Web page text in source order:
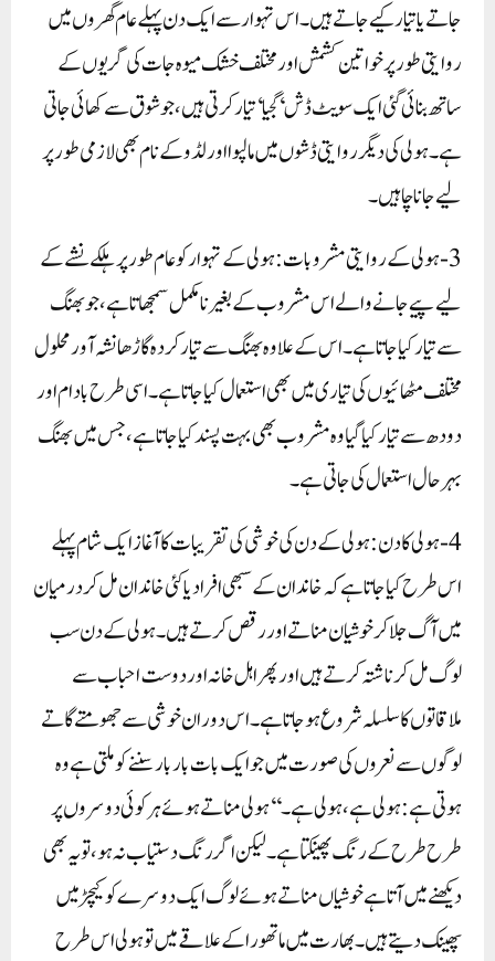
جاتے یا تیار کیے جاتے ہیں۔ اس تہوار سے ایک دن پہلے عام گھروں میں
روایتی طور پر خواتین کشمش اور مختلف خشک میوہ جات کی گریوں کے
ساتھ بنائی گئی ایک سویٹ ڈش ‘گجیا‘ تیار کرتی ہیں، جو شوق سے کھائی جاتی
ہے۔ ہولی کی دیگر روایتی ڈشوں میں مالپوا اور لڈو کے نام بھی لازمی طور پر
لیے جانا چاہیں۔
3-ہولی کے روایتی مشروبات: ہولی کے تہوار کو عام طور پر ہلکے نشے کے
لیے پیے جانے والے اس مشروب کے بغیر نامکمل سمجھاتا ہے، جو بھنگ
سے تیار کیا جاتا ہے۔ اس کے علاوہ بھنگ سے تیار کردہ گاڑھا نشہ آور محلول
مختلف مٹھائیوں کی تیاری میں بھی استعمال کیا جاتا ہے۔ اسی طرح بادام اور
دودھ سے تیار کیا گیا وہ مشروب بھی بہت پسند کیا جاتا ہے، جس میں بھنگ
بہرحال استعمال کی جا تی ہے۔
4- ہولی کا دن:ہولی کے دن کی خوشی کی تقریبات کا آغاز ایک شام پہلے
اس طرح کیا جاتا ہے کہ خاندان کے سبھی افراد یا کئی خاندان مل کر درمیان
میں آگ جلا کر خوشیان مناتے اور رقص کرتے ہیں۔ ہولی کے دن سب
لوگ مل کر ناشتہ کرتے ہیں اور پھر اہل خانہ اور دوست احباب سے
ملاقاتوں کا سلسلہ شروع ہو جاتا ہے۔اس دوران خوشی سے جھومتے گاتے
لوگوں سے نعروں کی صورت میں جو ایک بات بار بار سننے کو ملتی ہے وہ
ہوتی ہے: ہولی ہے، ہولی ہے۔‘‘ہولی مناتے ہوئے ہر کوئی دوسروں پر
طرح طرح کے رنگ پھینکتا ہے۔ لیکن اگر رنگ دستیاب نہ ہو، تو یہ بھی
دیکھنے میں آتا ہے خوشیاں مناتے ہوئے لوگ ایک دوسرے کو کیچڑ میں
پھینک دیتے ہیں۔ بھارت میں ماتھورا کے علاقے میں تو ہولی اس طرح